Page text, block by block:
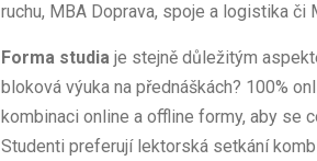
ruchu, MBA Doprava, spoje a logistika či
Forma studia je stejně důležitým
bloková výuka na přednáškách? 100%
kombinaci online a offline formy, aby se
Studenti preferují lektorská setkání